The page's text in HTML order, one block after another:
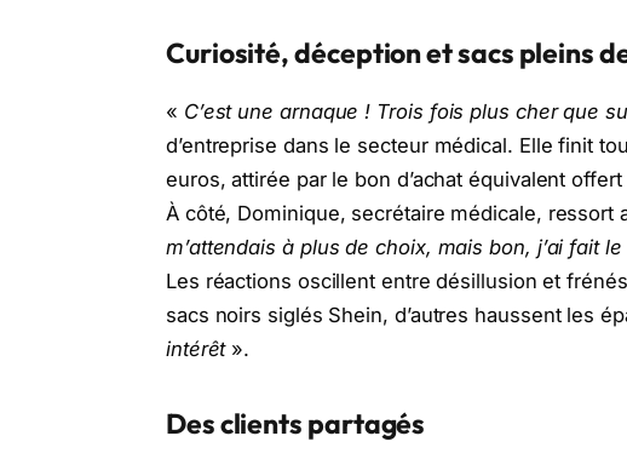
Curiosité, déception et sacs pleins
« C’est une arnaque ! Trois fois plus cher que
d’entreprise dans le secteur médical. Elle finit
euros, attirée par le bon d’achat équivalent
À côté, Dominique, secrétaire médicale,
m’attendais à plus de choix, mais bon, j’ai fait
Les réactions oscillent entre désillusion et
sacs noirs siglés Shein, d’autres haussent les
intérêt ».
Des clients partagés